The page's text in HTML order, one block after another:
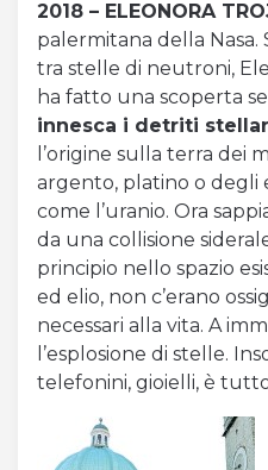
2018 – ELEONORA
palermitana della
tra stelle di neutroni,
ha fatto una scoperta
innesca i detriti
l’origine sulla terra dei
argento, platino o degli
come l’uranio. Ora
da una collisione
principio nello spazio
ed elio, non c’erano
necessari alla vita. A
l’esplosione di stelle.
telefonini, gioielli, è